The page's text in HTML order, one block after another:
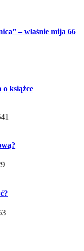
– właśnie mija 66
książce